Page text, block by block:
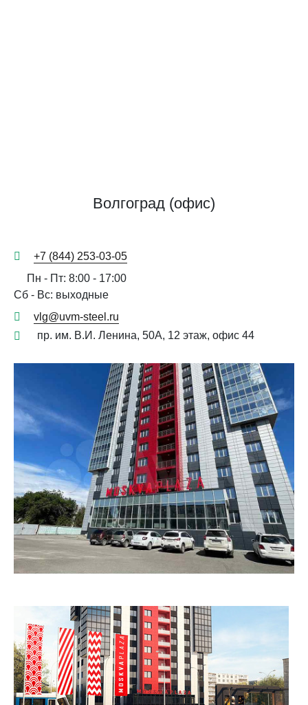
Волгоград (офис)
+7 (844) 253-03-05
Пн - Пт: 8:00 - 17:00
Сб - Вс: выходные
vlg@uvm-steel.ru
пр. им. В.И. Ленина, 50А, 12 этаж, офис 44